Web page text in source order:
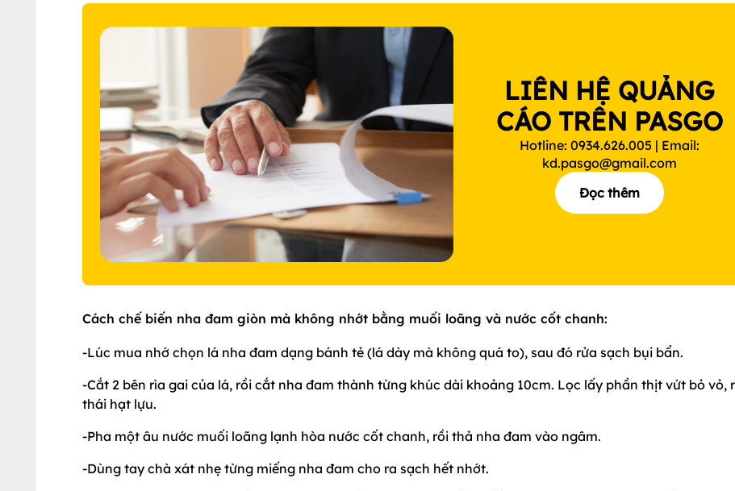
LIÊN HỆ QUẢNG
CÁO TRÊN PASGO
Hotline: 0934.626.005 | Email:
kd.pasgo@gmail.com
Đọc thêm
Cách chế biến nha đam giòn mà không nhớt bằng muối loãng và nước cốt chanh:
-Lúc mua nhớ chọn lá nha đam dạng bánh tẻ (lá dày mà không quá to), sau đó rửa sạch bụi bẩn.
-Cắt 2 bên rìa gai của lá, rồi cắt nha đam thành từng khúc dài khoảng 10cm. Lọc lấy phần thịt vứt bỏ vỏ,
thái hạt lựu.
-Pha một âu nước muối loãng lạnh hòa nước cốt chanh, rồi thả nha đam vào ngâm.
-Dùng tay chà xát nhẹ từng miếng nha đam cho ra sạch hết nhớt.